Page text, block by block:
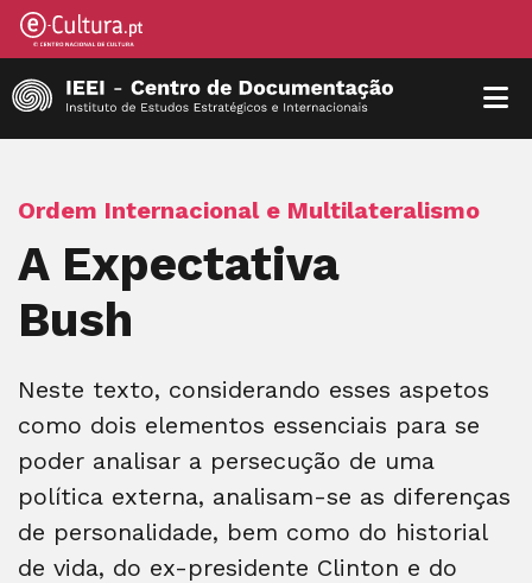
Ordem Internacional e Multilateralismo
A Expectativa
Bush
Neste texto, considerando esses aspetos
como dois elementos essenciais para se
poder analisar a persecução de uma
política externa, analisam-se as diferenças
de personalidade, bem como do historial
de vida, do ex-presidente Clinton e do